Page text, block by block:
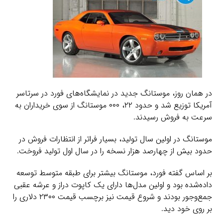
در همان روز، موستانگ جدید در نمایشگاه‌های فورد در سرتاسر
آمریکا توزیع شد و حدود ۲۲، ۰۰۰ موستانگ از سوی خریداران به
سرعت به فروش رسیدند.
موستانگ در اولین سال تولید، بسیار فراتر از انتظارات فروش در
حدود بیش از چهارصد هزار نسخه را در سال اول تولید فروخت.
بر اساس گفته فورد، موستانگ بیشتر برای طبقه متوسط توسعه
داده‌شده بود و اولین مدل‌ها دارای یک کاپوت دراز و عرشه عقبی
جمع‌وجور بودند و شروع قیمت نیز برچسب قیمت ۲۳۰۰ دلاری را
بر روی خود دید.